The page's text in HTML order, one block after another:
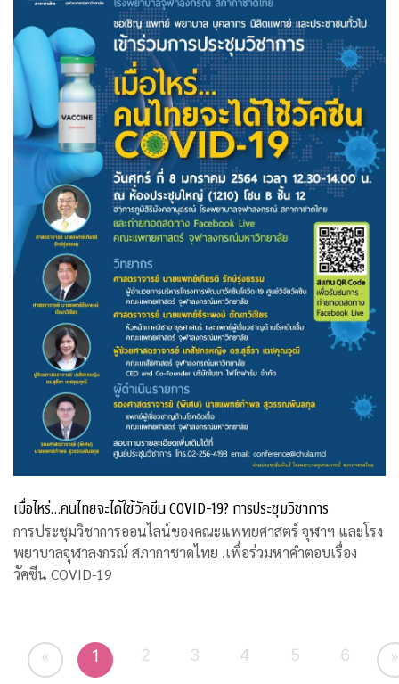
เมื่อไหร่…คนไทยจะได้ใช้วัคซีน COVID-19? การประชุมวิชาการ
การประชุมวิชาการออนไลน์ของคณะแพทยศาสตร์ จุฬาฯ และโรง
พยาบาลจุฬาลงกรณ์ สภากาชาดไทย .เพื่อร่วมหาคำตอบเรื่อง
วัคซีน COVID-19
« 1 2 3 4 5 6 »